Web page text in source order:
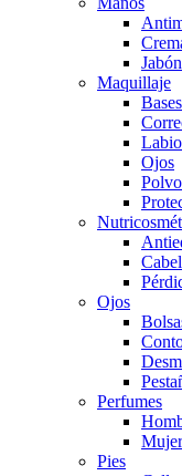
Maquillaje
Ojos
Ojos
Perfumes
Mujer
Pies